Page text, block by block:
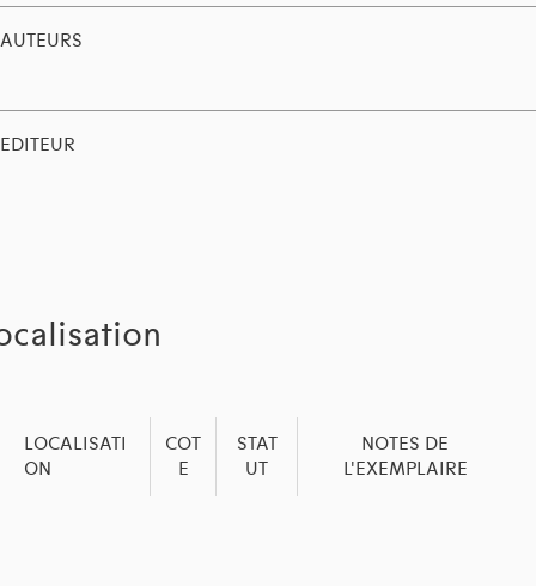
AUTEURS
EDITEUR
LOCALISATI
ON
COT
E
STAT
UT
NOTES DE
L'EXEMPLAIRE